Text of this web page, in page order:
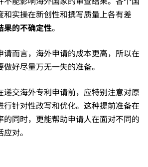
和实操在新创性和撰写质量上各有差
果的不确定性。
请而言，海外申请的成本更高，所以在
好尽量万无一失的准备。
递交海外专利申请前，应特别注意对原
行针对性改写和优化。这种提前准备在
的同时，更能帮助申请人在面对不同的
对。